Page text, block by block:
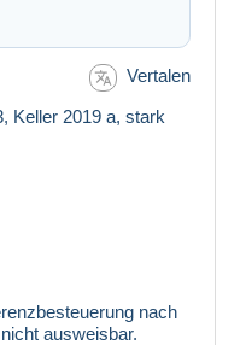
Vertalen
Keller 2019 a, stark
nach
ausweisbar.